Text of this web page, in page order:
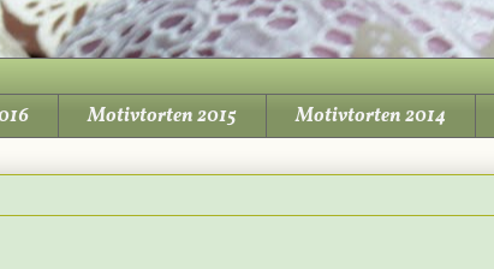
Motivtorten 2015 Motivtorten 2014